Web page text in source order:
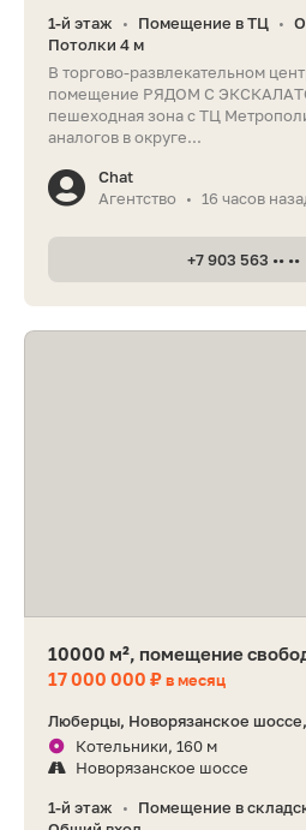
1-й этаж • Помещение в ТЦ •
Потолки 4 м
В торгово-развлекательном
помещение РЯДОМ С
пешеходная зона с ТЦ
аналогов в округе...
Chat
Агентство
• 16 часов
+7 903 563 •• ••
10000 м², помещение
17 000 000 ₽в месяц
Люберцы, Новорязанское
Котельники, 160 м
Новорязанское шоссе
1-й этаж • Помещение в